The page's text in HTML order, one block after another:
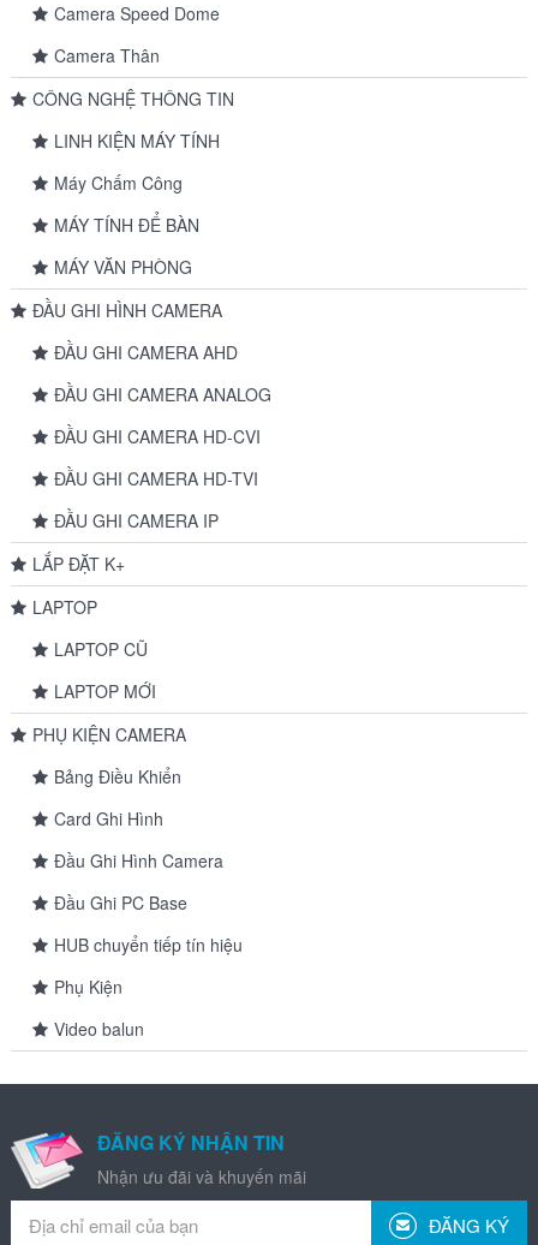
Camera Speed Dome
Camera Thân
CÔNG NGHỆ THÔNG TIN
LINH KIỆN MÁY TÍNH
Máy Chấm Công
MÁY TÍNH ĐỂ BÀN
MÁY VĂN PHÒNG
ĐẦU GHI HÌNH CAMERA
ĐẦU GHI CAMERA AHD
ĐẦU GHI CAMERA ANALOG
ĐẦU GHI CAMERA HD-CVI
ĐẦU GHI CAMERA HD-TVI
ĐẦU GHI CAMERA IP
LẮP ĐẶT K+
LAPTOP
LAPTOP CŨ
LAPTOP MỚI
PHỤ KIỆN CAMERA
Bảng Điều Khiển
Card Ghi Hình
Đầu Ghi Hình Camera
Đầu Ghi PC Base
HUB chuyển tiếp tín hiệu
Phụ Kiện
Video balun
ĐĂNG KÝ NHẬN TIN
Nhận ưu đãi và khuyến mãi
ĐĂNG KÝ